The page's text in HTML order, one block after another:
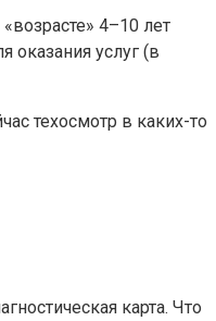
4–10 лет
оказания услуг (в
техосмотр в каких-то
карта. Что